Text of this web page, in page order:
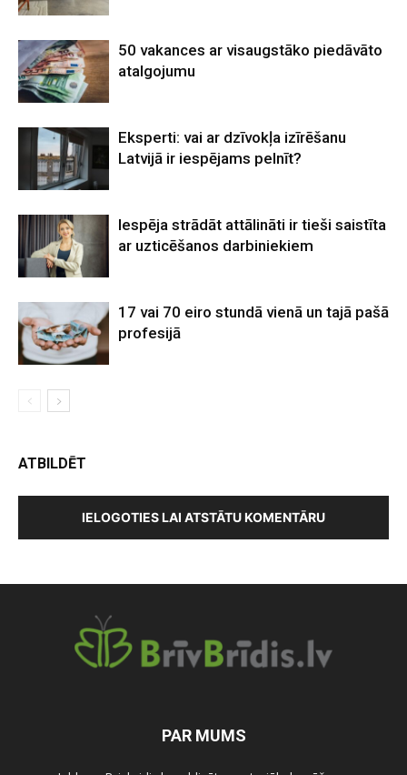
50 vakances ar visaugstāko piedāvāto
atalgojumu
Eksperti: vai ar dzīvokļa izīrēšanu
Latvijā ir iespējams pelnīt?
Iespēja strādāt attālināti ir tieši saistīta
ar uzticēšanos darbiniekiem
17 vai 70 eiro stundā vienā un tajā pašā
profesijā
ATBILDĒT
IELOGOTIES LAI ATSTĀTU KOMENTĀRU
PAR MUMS